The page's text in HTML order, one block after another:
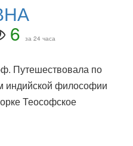
6 за 24 часа
Путешествовала по
индийской философии
Теософское